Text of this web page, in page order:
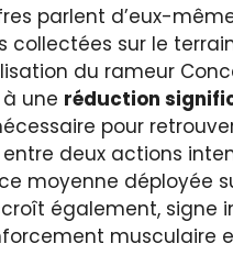
parlent d’eux-
collectées sur le
du rameur
une réduction
pour
deux actions
moyenne déployée
également, signe
musculaire